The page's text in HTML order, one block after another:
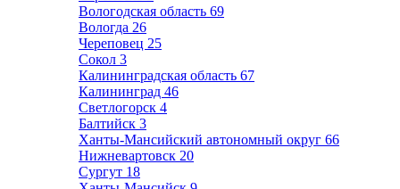
Вологодская область 69
Вологда 26
Череповец 25
Сокол 3
Калининградская область 67
Калининград 46
Светлогорск 4
Балтийск 3
Ханты-Мансийский автономный округ 66
Нижневартовск 20
Сургут 18